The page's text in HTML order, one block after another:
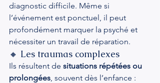
diagnostic difficile. Même si
l’événement est ponctuel, il peut
profondément marquer la psyché et
nécessiter un travail de réparation.
🔸 Les traumas complexes
Ils résultent de situations répétées ou
prolongées, souvent dès l’enfance :